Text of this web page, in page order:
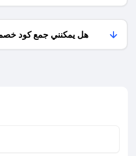
هل يمكنني جمع كود